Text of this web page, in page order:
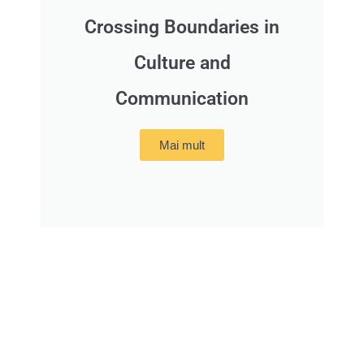
Crossing Boundaries in
Culture and
Communication
Mai mult